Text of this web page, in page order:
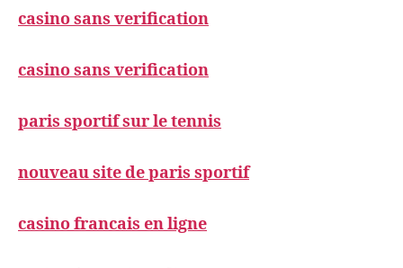
casino sans verification
casino sans verification
paris sportif sur le tennis
nouveau site de paris sportif
casino francais en ligne